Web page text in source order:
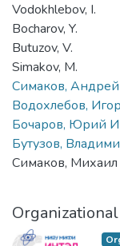
Vodokhlebov, I.
Bocharov, Y.
Butuzov, V.
Simakov, M.
Симаков,
Водохлебов,
Бочаров, Юрий
Бутузов,
Симаков,